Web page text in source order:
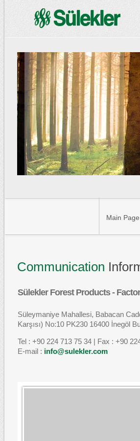
Main Page
Communication
Sülekler Forest Products -
Süleymaniye Mahallesi, Babacan
Karşısı) No:10 PK230 16400 İnegöl
Tel : +90 224 713 75 34 | Fax : +90
E-mail : info@sulekler.com